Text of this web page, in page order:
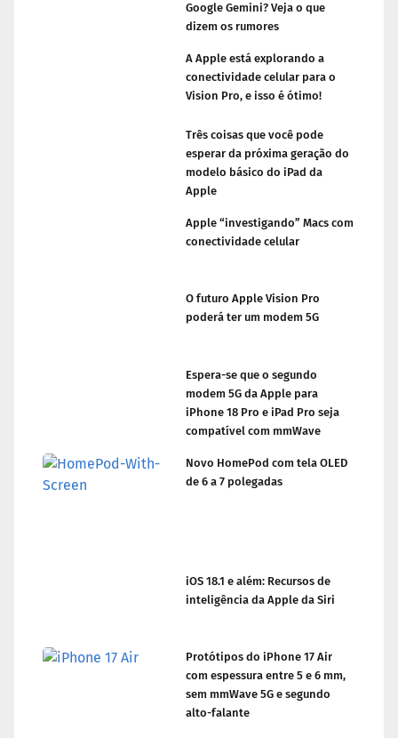
Google Gemini? Veja o que
dizem os rumores
A Apple está explorando a
conectividade celular para o
Vision Pro, e isso é ótimo!
Três coisas que você pode
esperar da próxima geração do
modelo básico do iPad da
Apple
Apple “investigando” Macs com
conectividade celular
O futuro Apple Vision Pro
poderá ter um modem 5G
Espera-se que o segundo
modem 5G da Apple para
iPhone 18 Pro e iPad Pro seja
compatível com mmWave
Novo HomePod com tela OLED
de 6 a 7 polegadas
iOS 18.1 e além: Recursos de
inteligência da Apple da Siri
Protótipos do iPhone 17 Air
com espessura entre 5 e 6 mm,
sem mmWave 5G e segundo
alto-falante